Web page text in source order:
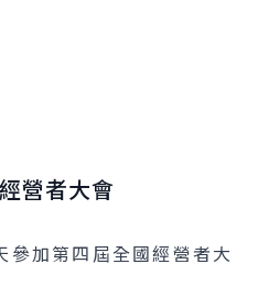
營者大會
加第四屆全國經營者大